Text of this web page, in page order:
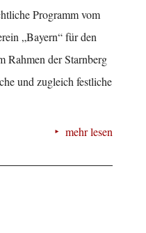
Programm vom
„Bayern“ für den
Rahmen der Starnberg
und zugleich festliche
mehr lesen